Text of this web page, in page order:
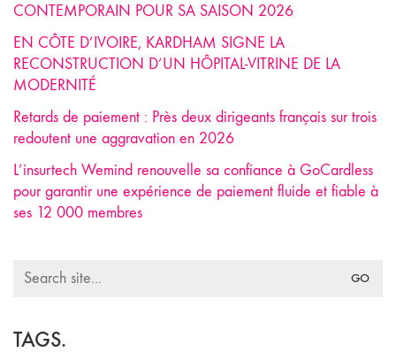
CONTEMPORAIN POUR SA SAISON 2026
EN CÔTE D’IVOIRE, KARDHAM SIGNE LA
RECONSTRUCTION D’UN HÔPITAL-VITRINE DE LA
MODERNITÉ
Retards de paiement : Près deux dirigeants français sur trois
redoutent une aggravation en 2026
L’insurtech Wemind renouvelle sa confiance à GoCardless
pour garantir une expérience de paiement fluide et fiable à
ses 12 000 membres
Search
TAGS.